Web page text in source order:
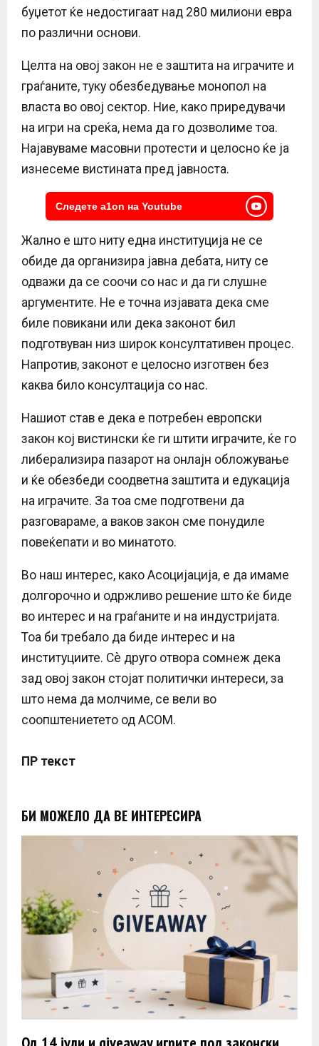
буџетот ќе недостигаат над 280 милиони евра
по различни основи.
Целта на овој закон не е заштита на играчите и
граѓаните, туку обезбедување монопол на
власта во овој сектор. Ние, како приредувачи
на игри на среќа, нема да го дозволиме тоа.
Најавуваме масовни протести и целосно ќе ја
изнесеме вистината пред јавноста.
Следете a1on на Youtube
Жално е што ниту една институција не се
обиде да организира јавна дебата, ниту се
одважи да се соочи со нас и да ги слушне
аргументите. Не е точна изјавата дека сме
биле повикани или дека законот бил
подготвуван низ широк консултативен процес.
Напротив, законот е целосно изготвен без
каква било консултација со нас.
Нашиот став е дека е потребен европски
закон кој вистински ќе ги штити играчите, ќе го
либерализира пазарот на онлајн обложување
и ќе обезбеди соодветна заштита и едукација
на играчите. За тоа сме подготвени да
разговараме, а ваков закон сме понудиле
повеќепати и во минатото.
Во наш интерес, како Асоцијација, е да имаме
долгорочно и одржливо решение што ќе биде
во интерес и на граѓаните и на индустријата.
Тоа би требало да биде интерес и на
институциите. Сè друго отвора сомнеж дека
зад овој закон стојат политички интереси, за
што нема да молчиме, се вели во
соопштениетето од АСОМ.
ПР текст
БИ МОЖЕЛО ДА ВЕ ИНТЕРЕСИРА